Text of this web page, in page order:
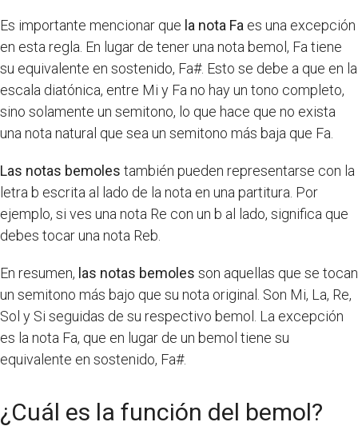
Es importante mencionar que la nota Fa es una excepción
en esta regla. En lugar de tener una nota bemol, Fa tiene
su equivalente en sostenido, Fa#. Esto se debe a que en la
escala diatónica, entre Mi y Fa no hay un tono completo,
sino solamente un semitono, lo que hace que no exista
una nota natural que sea un semitono más baja que Fa.
Las notas bemoles también pueden representarse con la
letra b escrita al lado de la nota en una partitura. Por
ejemplo, si ves una nota Re con un b al lado, significa que
debes tocar una nota Reb.
En resumen, las notas bemoles son aquellas que se tocan
un semitono más bajo que su nota original. Son Mi, La, Re,
Sol y Si seguidas de su respectivo bemol. La excepción
es la nota Fa, que en lugar de un bemol tiene su
equivalente en sostenido, Fa#.
¿Cuál es la función del bemol?